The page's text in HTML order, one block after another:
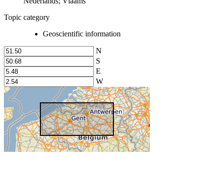
Topic category
Geoscientific information
N
S
E
W